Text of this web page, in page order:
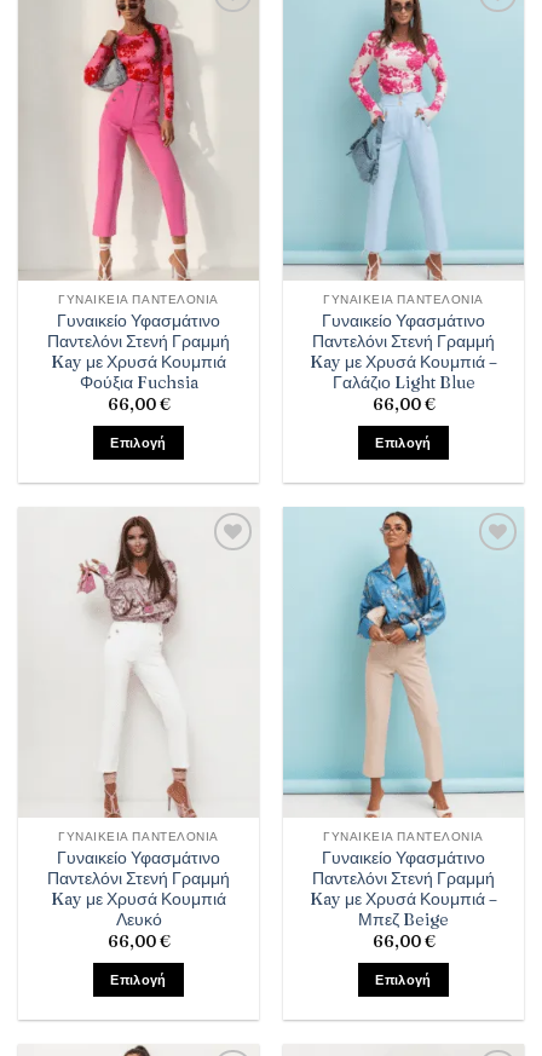
Πρόσθήκη
στην λίστα
ΓΥΝΑΙΚΕΊΑ ΠΑΝΤΕΛΌΝΙΑ
Γυναικείο Υφασμάτινο
Παντελόνι Στενή Γραμμή
Kay με Χρυσά Κουμπιά
Φούξια Fuchsia
66,00€
Επιλογή
προϊόν
έχει
πολλαπλές
παραλλαγές.
Οι
επιλογές
μπορούν
να
σελίδα
ΓΥΝΑΙΚΕΊΑ ΠΑΝΤΕΛΌΝΙΑ
Γυναικείο Υφασμάτινο
Παντελόνι Στενή Γραμμή
Kay με Χρυσά Κουμπιά –
Γαλάζιο Light Blue
66,00€
Επιλογή
προϊόν
έχει
πολλαπλές
παραλλαγές.
Οι
επιλογές
μπορούν
να
επιλεγούν
στη
σελίδα
του
ΓΥΝΑΙΚΕΊΑ ΠΑΝΤΕΛΌΝΙΑ
Γυναικείο Υφασμάτινο
Παντελόνι Στενή Γραμμή
Kay με Χρυσά Κουμπιά
Λευκό
66,00€
Επιλογή
επιθυμιών
ΓΥΝΑΙΚΕΊΑ ΠΑΝΤΕΛΌΝΙΑ
Γυναικείο Υφασμάτινο
Παντελόνι Στενή Γραμμή
Kay με Χρυσά Κουμπιά –
Μπεζ Beige
66,00€
Επιλογή